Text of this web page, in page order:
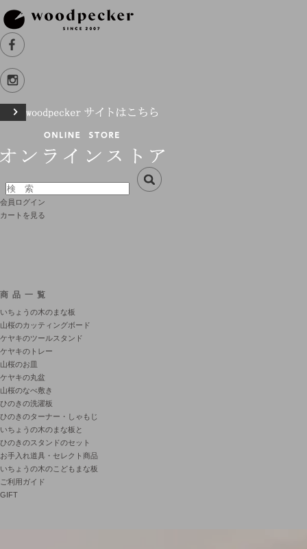
会員ログイン
カートを見る
商品一覧
いちょうの木のまな板
山桜のカッティングボード
ケヤキのツールスタンド
ケヤキのトレー
山桜のお皿
ケヤキの丸盆
山桜のなべ敷き
ひのきの洗濯板
ひのきのターナー・しゃもじ
いちょうの木のまな板と
ひのきのスタンドのセット
お手入れ道具・セレクト商品
いちょうの木のこどもまな板
ご利用ガイド
GIFT